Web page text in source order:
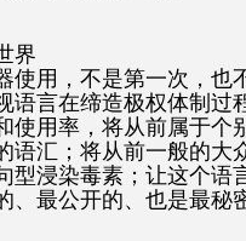
界
使用，不是第一次，也
语言在缔造极权体制过
使用率，将从前属于个
语汇；将从前一般的大
型浸染毒素；让这个语
、最公开的、也是最秘